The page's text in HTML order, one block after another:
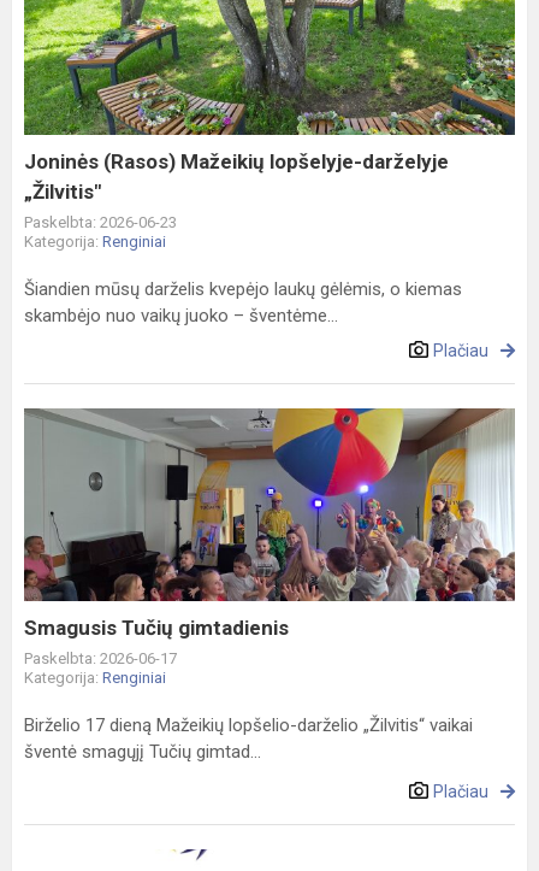
Mažeikių
lopšelyje-
darželyje
„Žilvitis"
Joninės (Rasos) Mažeikių lopšelyje-darželyje
„Žilvitis"
Paskelbta: 2026-06-23
Kategorija: Renginiai
Šiandien mūsų darželis kvepėjo laukų gėlėmis, o kiemas
skambėjo nuo vaikų juoko – šventėme...
Plačiau
Smagusis
gimtadienis
Smagusis Tučių gimtadienis
Paskelbta: 2026-06-17
Kategorija: Renginiai
Birželio 17 dieną Mažeikių lopšelio-darželio „Žilvitis“ vaikai
šventė smagųjį Tučių gimtad...
Plačiau